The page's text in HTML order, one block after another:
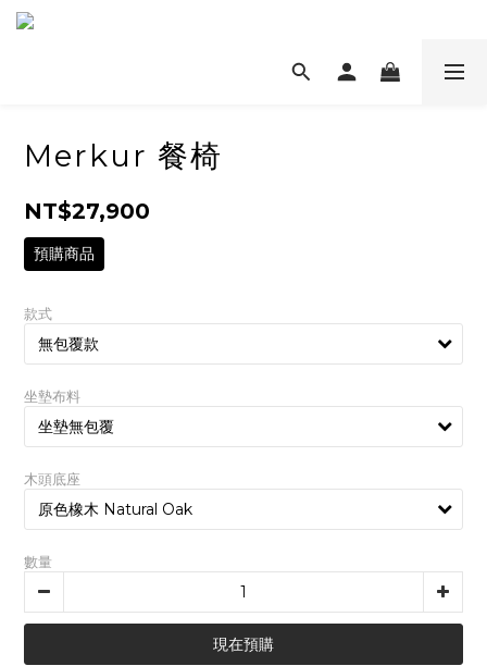
Merkur 餐椅
NT$27,900
預購商品
款式
坐墊布料
木頭底座
數量
現在預購